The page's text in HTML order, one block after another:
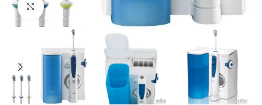
Click to enlarge